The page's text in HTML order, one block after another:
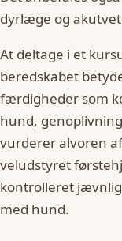
dyrlæge og
At deltage i et
beredskabet
færdigheder som
hund,
vurderer alvoren
veludstyret
kontrolleret
med hund.